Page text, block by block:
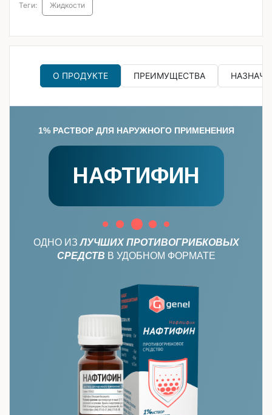
Теги: Жидкости
О ПРОДУКТЕ ПРЕИМУЩЕСТВА
1% РАСТВОР ДЛЯ НАРУЖНОГО ПРИМЕНЕНИЯ
НАФТИФИН
ОДНО ИЗЛУЧШИХ ПРОТИВОГРИБКОВЫХ
СРЕДСТВ В УДОБНОМ ФОРМАТЕ